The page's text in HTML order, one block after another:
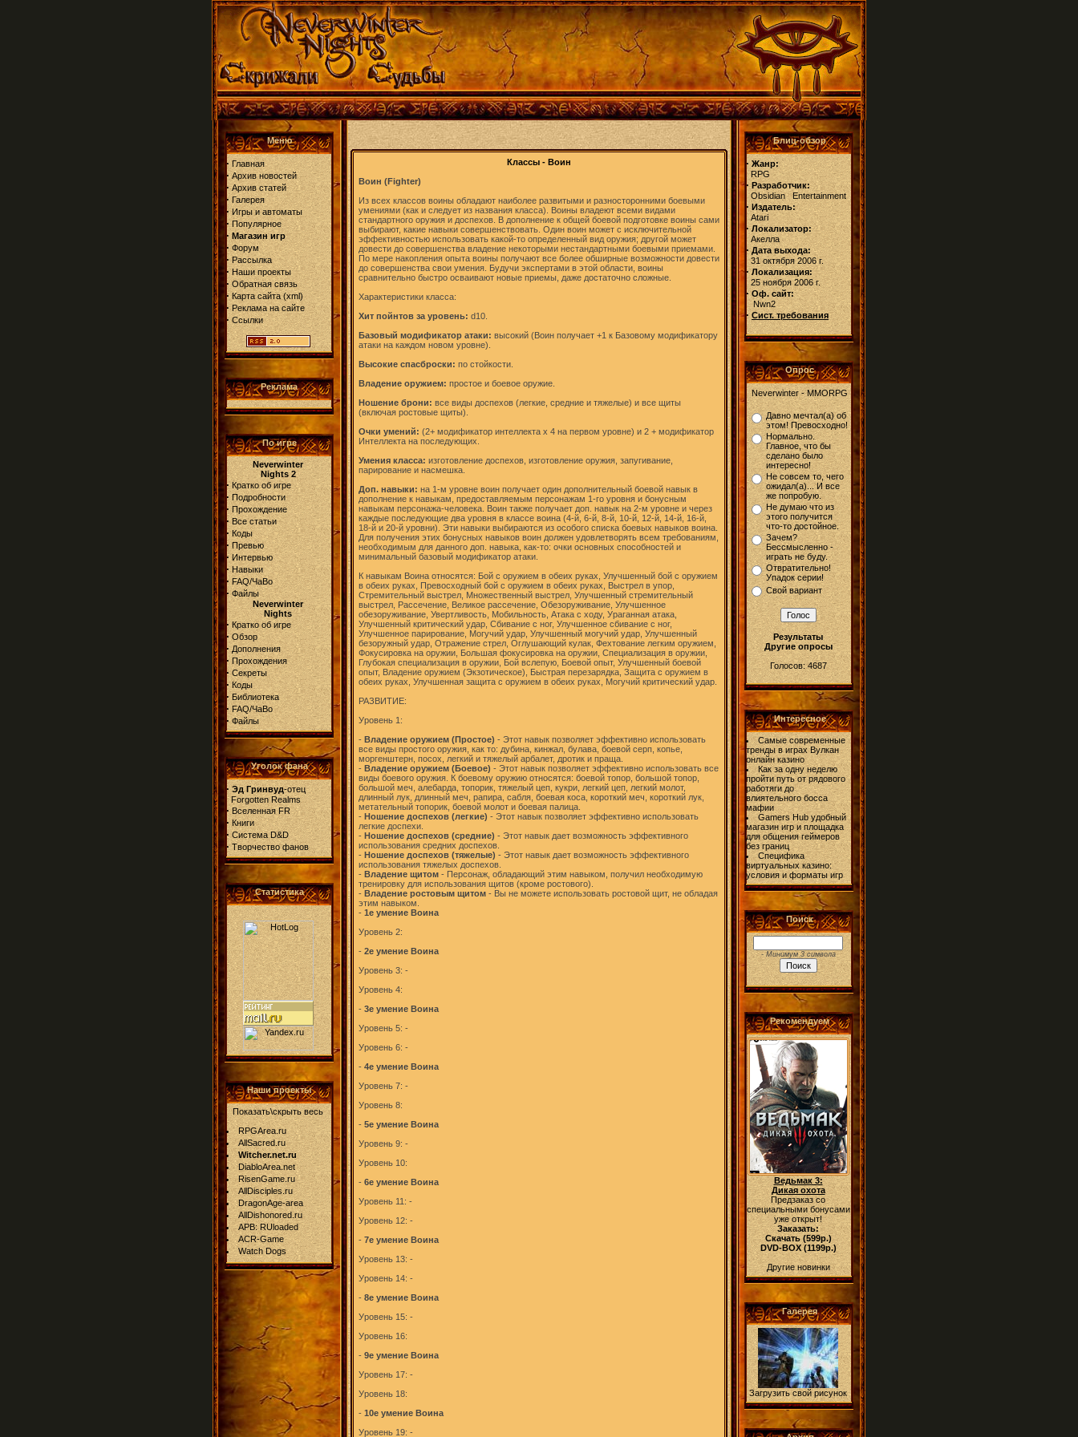
Меню
· Главная
· Архив новостей
· Архив статей
· Галерея
· Игры и автоматы
· Популярное
· Магазин игр
· Форум
· Рассылка
· Наши проекты
· Обратная связь
· Карта сайта(xml)
· Реклама на сайте
· Ссылки
Реклама
По игре
Neverwinter
Nights 2
· Кратко об игре
· Подробности
· Прохождение
· Все статьи
· Коды
· Превью
· Интервью
· Навыки
· FAQ/ЧаВо
· Файлы
Neverwinter
Nights
· Кратко об игре
· Обзор
· Дополнения
· Прохождения
· Секреты
· Коды
· Библиотека
· FAQ/ЧаВо
· Файлы
Уголок фана
· Эд Гринвуд-отец
Forgotten Realms
· Вселенная FR
· Книги
· Система D&D
· Творчество фанов
Статистика
Наши проекты
Показать\скрыть весь
RPGArea.ru
AllSacred.ru
Witcher.net.ru
DiabloArea.net
RisenGame.ru
AllDisciples.ru
DragonAge-area
AllDishonored.ru
APB: RUloaded
ACR-Game
Watch Dogs
Классы - Воин
Воин (Fighter)
Из всех классов воины обладают наиболее развитыми и разносторонними боевыми
умениями (как и следует из названия класса). Воины владеют всеми видами
стандартного оружия и доспехов. В дополнение к общей боевой подготовке воины сами
выбирают, какие навыки совершенствовать. Один воин может с исключительной
эффективностью использовать какой-то определенный вид оружия; другой может
довести до совершенства владение некоторыми нестандартными боевыми приемами.
По мере накопления опыта воины получают все более обширные возможности довести
до совершенства свои умения. Будучи экспертами в этой области, воины
сравнительно быстро осваивают новые приемы, даже достаточно сложные.
Характеристики класса:
Хит пойнтов за уровень: d10.
Базовый модификатор атаки: высокий (Воин получает +1 к Базовому модификатору
атаки на каждом новом уровне).
Высокие спасброски: по стойкости.
Владение оружием: простое и боевое оружие.
Ношение брони: все виды доспехов (легкие, средние и тяжелые) и все щиты
(включая ростовые щиты).
Очки умений: (2+ модификатор интеллекта x 4 на первом уровне) и 2 + модификатор
Интеллекта на последующих.
Умения класса: изготовление доспехов, изготовление оружия, запугивание,
парирование и насмешка.
Доп. навыки: на 1-м уровне воин получает один дополнительный боевой навык в
дополнение к навыкам, предоставляемым персонажам 1-го уровня и бонусным
навыкам персонажа-человека. Воин также получает доп. навык на 2-м уровне и через
каждые последующие два уровня в классе воина (4-й, 6-й, 8-й, 10-й, 12-й, 14-й, 16-й,
18-й и 20-й уровни). Эти навыки выбираются из особого списка боевых навыков воина.
Для получения этих бонусных навыков воин должен удовлетворять всем требованиям,
необходимым для данного доп. навыка, как-то: очки основных способностей и
минимальный базовый модификатор атаки.
К навыкам Воина относятся: Бой с оружием в обеих руках, Улучшенный бой с оружием
в обеих руках, Превосходный бой с оружием в обеих руках, Выстрел в упор,
Стремительный выстрел, Множественный выстрел, Улучшенный стремительный
выстрел, Рассечение, Великое рассечение, Обезоруживание, Улучшенное
обезоруживание, Увертливость, Мобильность, Атака с ходу, Ураганная атака,
Улучшенный критический удар, Сбивание с ног, Улучшенное сбивание с ног,
Улучшенное парирование, Могучий удар, Улучшенный могучий удар, Улучшенный
безоружный удар, Отражение стрел, Оглушающий кулак, Фехтование легким оружием,
Фокусировка на оружии, Большая фокусировка на оружии, Специализация в оружии,
Глубокая специализация в оружии, Бой вслепую, Боевой опыт, Улучшенный боевой
опыт, Владение оружием (Экзотическое), Быстрая перезарядка, Защита с оружием в
обеих руках, Улучшенная защита с оружием в обеих руках, Могучий критический удар.
РАЗВИТИЕ:
Уровень 1:
- Владение оружием (Простое) - Этот навык позволяет эффективно использовать
все виды простого оружия, как то: дубина, кинжал, булава, боевой серп, копье,
моргенштерн, посох, легкий и тяжелый арбалет, дротик и праща.
- Владение оружием (Боевое) - Этот навык позволяет эффективно использовать все
виды боевого оружия. К боевому оружию относятся: боевой топор, большой топор,
большой меч, алебарда, топорик, тяжелый цеп, кукри, легкий цеп, легкий молот,
длинный лук, длинный меч, рапира, сабля, боевая коса, короткий меч, короткий лук,
метательный топорик, боевой молот и боевая палица.
- Ношение доспехов (легкие) - Этот навык позволяет эффективно использовать
легкие доспехи.
- Ношение доспехов (средние) - Этот навык дает возможность эффективного
использования средних доспехов.
- Ношение доспехов (тяжелые) - Этот навык дает возможность эффективного
использования тяжелых доспехов.
- Владение щитом - Персонаж, обладающий этим навыком, получил необходимую
тренировку для использования щитов (кроме ростового).
- Владение ростовым щитом - Вы не можете использовать ростовой щит, не обладая
этим навыком.
- 1е умение Воина
Уровень 2:
- 2е умение Воина
Уровень 3: -
Уровень 4:
- 3е умение Воина
Уровень 5: -
Уровень 6: -
- 4е умение Воина
Уровень 7: -
Уровень 8:
- 5е умение Воина
Уровень 9: -
Уровень 10:
- 6е умение Воина
Уровень 11: -
Уровень 12: -
- 7е умение Воина
Уровень 13: -
Уровень 14: -
- 8е умение Воина
Уровень 15: -
Уровень 16:
- 9е умение Воина
Уровень 17: -
Уровень 18:
- 10е умение Воина
Уровень 19: -
Блиц-обзор
· Жанр:
RPG
· Разработчик:
Obsidian Entertainment
· Издатель:
Atari
· Локализатор:
Акелла
· Дата выхода:
31 октября 2006 г.
· Локализация:
25 ноября 2006 г.
· Оф. сайт:
Nwn2
· Сист. требования
Опрос
Neverwinter - MMORPG
Давно мечтал(а) об
этом! Превосходно!
Нормально.
Главное, что бы
сделано было
интересно!
Не совсем то, чего
ожидал(а)... И все
же попробую.
Не думаю что из
этого получится
что-то достойное.
Зачем?
Бессмысленно -
играть не буду.
Отвратительно!
Упадок серии!
Свой вариант
Результаты
Другие опросы
Голосов: 4687
Интересное
Самые современные
тренды в играх Вулкан
онлайн казино
Как за одну неделю
пройти путь от рядового
работяги до
влиятельного босса
мафии
Gamers Hub удобный
магазин игр и площадка
для общения геймеров
без границ
Специфика
виртуальных казино:
условия и форматы игр
Поиск
- Минимум 3 символа
Рекомендуем
Ведьмак 3:
Дикая охота
Предзаказ со
специальными бонусами
уже открыт!
Заказать:
Скачать (599р.)
DVD-BOX (1199р.)
Другие новинки
Галерея
Загрузить свой рисунок